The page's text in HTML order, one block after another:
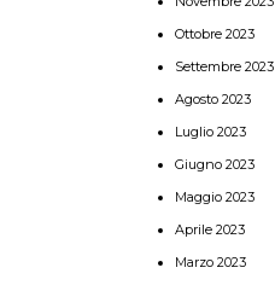
Ottobre 2023
Settembre 2023
Agosto 2023
Luglio 2023
Giugno 2023
Maggio 2023
Aprile 2023
Marzo 2023